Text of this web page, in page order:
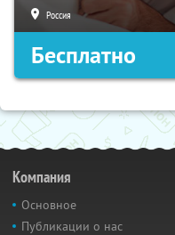
Россия
Бесплатно
Компания
Основное
Публикации о нас